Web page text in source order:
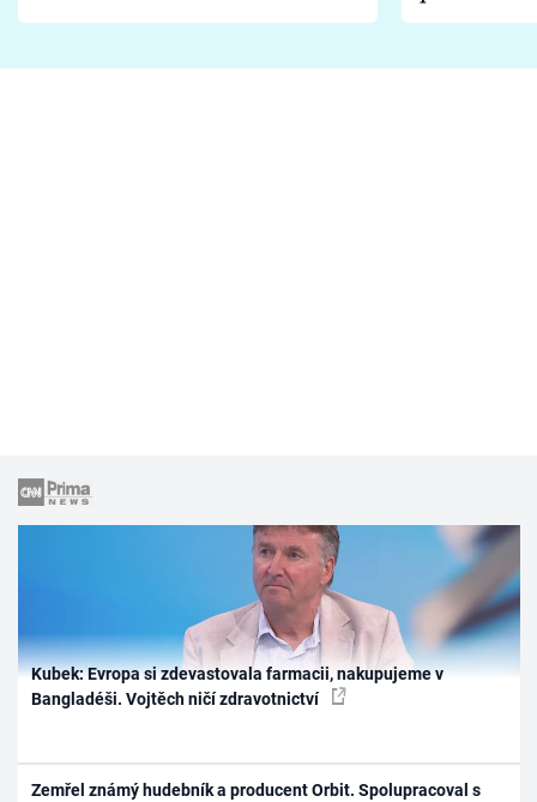
Proč je podle nich falešná a
fanoušci
Kubek: Evropa si zdevastovala farmacii, nakupujeme v
Bangladéši. Vojtěch ničí zdravotnictví
Zemřel známý hudebník a producent Orbit. Spolupracoval s